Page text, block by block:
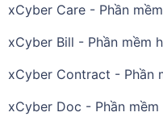
xCyber Care - Phần
xCyber Bill - Phần mềm
xCyber Contract - Phần
xCyber Doc - Phần